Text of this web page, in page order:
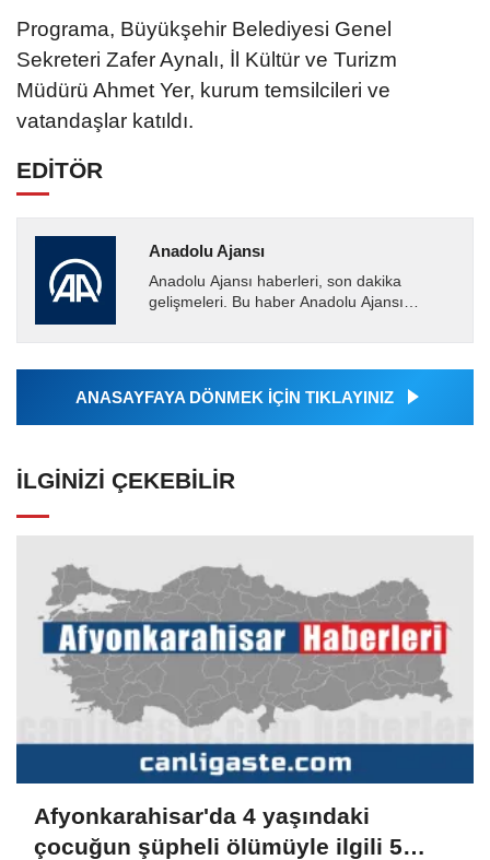
Programa, Büyükşehir Belediyesi Genel
Sekreteri Zafer Aynalı, İl Kültür ve Turizm
Müdürü Ahmet Yer, kurum temsilcileri ve
vatandaşlar katıldı.
EDİTÖR
Anadolu Ajansı
Anadolu Ajansı haberleri, son dakika
gelişmeleri. Bu haber Anadolu Ajansı
tarafından geçilen tüm...
ANASAYFAYA DÖNMEK İÇİN TIKLAYINIZ
İLGINIZI ÇEKEBILIR
Afyonkarahisar'da 4 yaşındaki
çocuğun şüpheli ölümüyle ilgili 5